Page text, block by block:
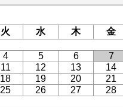
火 水 木 金
4 5 6 7
11 12 13 14
18 19 20 21
25 26 27 28